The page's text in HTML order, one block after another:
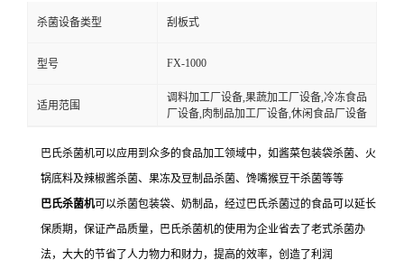
杀菌设备类型 刮板式
型号 FX-1000
适用范围
调料加工厂设备,果蔬加工厂设备,冷冻食品
厂设备,肉制品加工厂设备,休闲食品厂设备
巴氏杀菌机可以应用到众多的食品加工领域中，如酱菜包装袋杀菌、火
锅底料及辣椒酱杀菌、果冻及豆制品杀菌、馋嘴猴豆干杀菌等等
巴氏杀菌机可以杀菌包装袋、奶制品，经过巴氏杀菌过的食品可以延长
保质期，保证产品质量，巴氏杀菌机的使用为企业省去了老式杀菌办
法，大大的节省了人力物力和财力，提高的效率，创造了利润